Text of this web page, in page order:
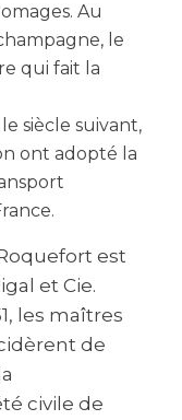
Au
le
qui fait la
siècle suivant,
ont adopté la
est
et Cie.
les maîtres
de
civile de